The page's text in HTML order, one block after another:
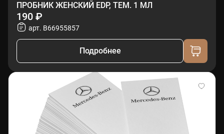
ПРОБНИК ЖЕНСКИЙ EDP, ТЕМ. 1 МЛ
190 ₽
арт. B66955857
Подробнее